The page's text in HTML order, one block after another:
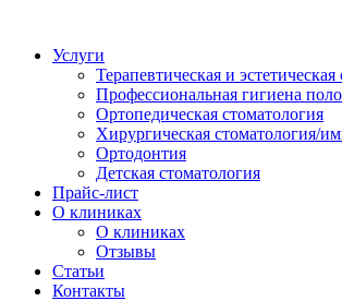
содержимому
Услуги
Терапевтическая и
Профессиональная гигиена
Ортопедическая стоматология
Хирургическая стоматология/
Ортодонтия
Детская стоматология
Прайс-лист
О клиниках
О клиниках
Отзывы
Статьи
Контакты